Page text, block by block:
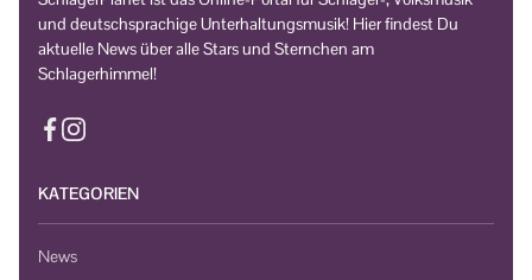
und deutschsprachige Unterhaltungsmusik! Hier findest Du
aktuelle News über alle Stars und Sternchen am
Schlagerhimmel!
KATEGORIEN
News